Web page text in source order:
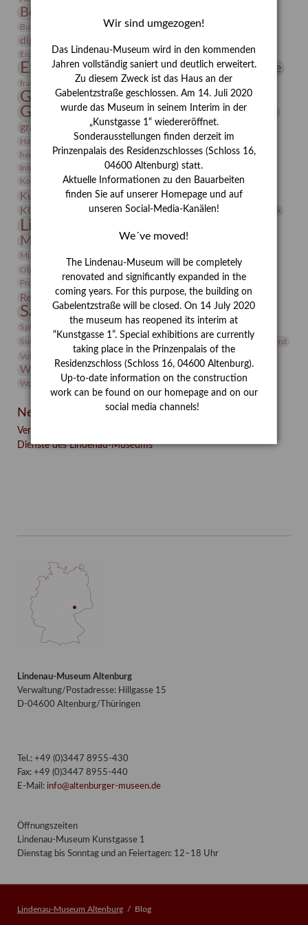
Bernhard August von Lindenau
Burg Posterstein Conrad Felixmüller Depot
digitallabor
Erdmann Julius Dietrich
Erlebnisportal estrusker Exlibris
Expressionismus Festrede Florenz Fotografie
frauen Frauen in der Antike und heute
Gerhard-Altenbourg-Preis
Gerhard Altenbourg
Gerhard Kurt Müller
grafische sammlung griechische Mythologie
Hanns-Conon von der Gabelentz Heinrich Kirchhoff Heldinnen
herman de vries Humboldt
Insekten
Integriertes Schädlingsmanagement
Italien Jahresempfang
Kolosseum
Kooperationsausstellung Korkmodelle Kunst
Kunstmuseum Kunstvermittlung Kunst von Kühl
KUNSTWAND Kurs Künstler Künstlerin Lehmbruck
Lindenau-Museum
Museumsgeschichte Museumsnacht
Museumspädagogik Natur
Objekt im Fokus
Phelloplastik
Pohlhof
Provenienz
Provenienzforschung
Restaurierung Rudi Lesser Ruth Wolf-Rehfeld
Sammlung Samstagszeichner Skulptur
Sonderausstellung
Sphinx
studio Studio Bildende Kunst
Suermondt-Ludwig-Museum
Vermittlung
Videokunst
Volontariat
Walter Rheiner Werefkin
Werkbetrachtung Winter Wissenschaft
Wolf and Dog
Wolf und Hund
Zirkuswoche
Neueste Beiträge
Verschenkt, verkauft, vergessen? – Kunstdetektivinnen im
Dienste des Lindenau-Museums
Lindenau-Museum Altenburg
Verwaltung/Postadresse: Hillgasse 15
D-04600 Altenburg/Thüringen
Tel.: +49 (0)3447 8955-430
Fax: +49 (0)3447 8955-440
E-Mail: info@altenburger-museen.de
Öffnungszeiten
Lindenau-Museum Kunstgasse 1
Dienstag bis Sonntag und an Feiertagen: 12–18 Uhr
Lindenau-Museum Altenburg Blog
Wir sind umgezogen!
Das Lindenau-Museum wird in den kommenden
Jahren vollständig saniert und deutlich erweitert.
Zu diesem Zweck ist das Haus an der
Gabelentzstraße geschlossen. Am 14. Juli 2020
wurde das Museum in seinem Interim in der
„Kunstgasse 1“ wiedereröffnet.
Sonderausstellungen finden derzeit im
Prinzenpalais des Residenzschlosses (Schloss 16,
04600 Altenburg) statt.
Aktuelle Informationen zu den Bauarbeiten
finden Sie auf unserer Homepage und auf
unseren Social-Media-Kanälen!
We´ve moved!
The Lindenau-Museum will be completely
renovated and significantly expanded in the
coming years. For this purpose, the building on
Gabelentzstraße will be closed. On 14 July 2020
the museum has reopened its interim at
“Kunstgasse 1”. Special exhibitions are currently
taking place in the Prinzenpalais of the
Residenzschloss (Schloss 16, 04600 Altenburg).
Up-to-date information on the construction
work can be found on our homepage and on our
social media channels!